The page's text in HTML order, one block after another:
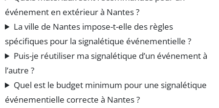
événement en extérieur à Nantes ?
La ville de Nantes impose-t-elle des règles
spécifiques pour la signalétique événementielle ?
Puis-je réutiliser ma signalétique d’un événement à
l’autre ?
Quel est le budget minimum pour une signalétique
événementielle correcte à Nantes ?